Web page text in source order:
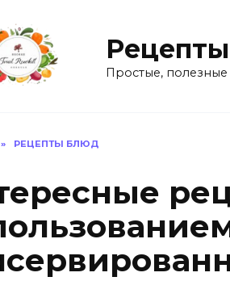
Простые,
» РЕЦЕПТЫ БЛЮД